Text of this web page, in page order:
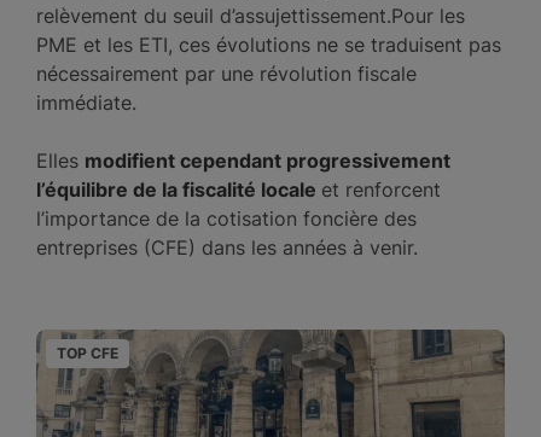
relèvement du seuil d’assujettissement.Pour les
PME et les ETI, ces évolutions ne se traduisent pas
nécessairement par une révolution fiscale
immédiate.
Elles modifient cependant progressivement
l’équilibre de la fiscalité locale et renforcent
l’importance de la cotisation foncière des
entreprises (CFE) dans les années à venir.
TOP CFE